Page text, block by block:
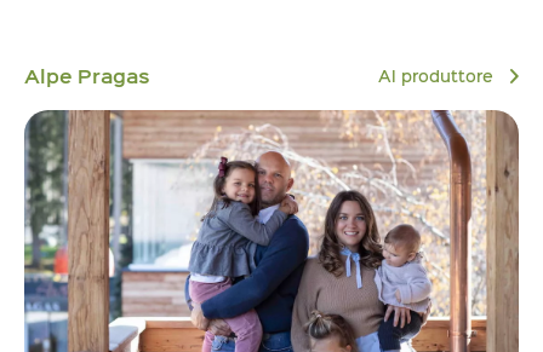
Alpe Pragas Al produttore